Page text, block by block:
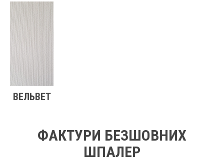
ВЕЛЬВЕТ
ФАКТУРИ БЕЗШОВНИХ
ШПАЛЕР